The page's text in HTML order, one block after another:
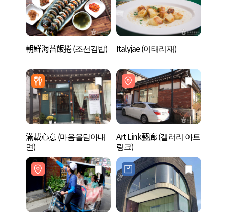
朝鮮海苔飯捲 (조선김밥) Italyjae (이태리재)
滿載心意 (마음을담아내
면)
Art Link藝廊 (갤러리 아트
링크)